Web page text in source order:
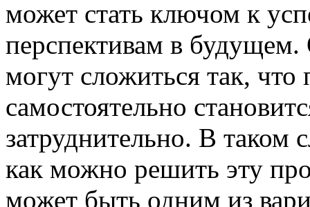
может стать ключом к
перспективам в будущем.
могут сложиться так,
самостоятельно
затруднительно. В таком
как можно решить эту
может быть одним из